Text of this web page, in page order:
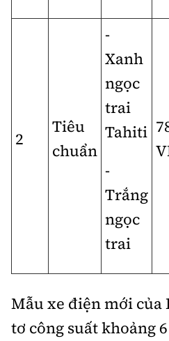
2
Tiêu
chuẩn
-
Xanh
ngọc
trai
Tahiti
-
Trắng
ngọc
trai
Mẫu xe điện mới của
tơ công suất khoảng